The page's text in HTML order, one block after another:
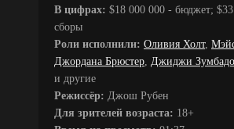
В цифрах: $18 000 000 - бюджет;
сборы
Роли исполнили: Оливия Холт,
Джордана Брюстер, Джиджи Зумбадо
и другие
Режиссёр: Джош Рубен
Для зрителей возраста: 18+